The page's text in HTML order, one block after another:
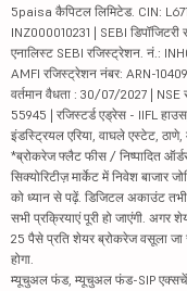
5paisa कैपिटल लिमिटेड. CIN:
INZ000010231 | SEBI डिपॉजिटरी
एनालिस्ट SEBI रजिस्ट्रेशन. नं.:
AMFI रजिस्ट्रेशन नंबर: ARN-
वर्तमान वैधता : 30/07/2027 |
55945 | रजिस्टर्ड एड्रेस - IIFL
इंडस्ट्रियल एरिया, वाघले एस्टेट, ठाणे,
*ब्रोकरेज फ्लैट फीस / निष्पादित
सिक्योरिटीज़ मार्केट में निवेश
को ध्यान से पढ़ें. डिजिटल अकाउंट
सभी प्रक्रियाएं पूरी हो जाएंगी.
25 पैसे प्रति शेयर ब्रोकरेज वसूला जा
होगा.
म्यूचुअल फंड, म्यूचुअल फंड-SIP